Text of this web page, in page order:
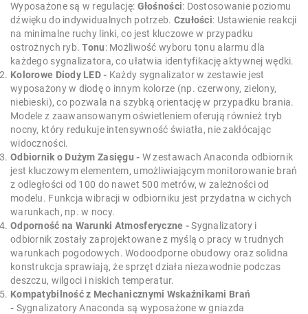
Wyposażone są w regulację: Głośności: Dostosowanie poziomu
dźwięku do indywidualnych potrzeb. Czułości: Ustawienie reakcji
na minimalne ruchy linki, co jest kluczowe w przypadku
ostrożnych ryb.Tonu: Możliwość wyboru tonu alarmu dla
każdego sygnalizatora, co ułatwia identyfikację aktywnej wędki.
Kolorowe Diody LED - Każdy sygnalizator w zestawie jest
wyposażony w diodę o innym kolorze (np. czerwony, zielony,
niebieski), co pozwala na szybką orientację w przypadku brania.
Modele z zaawansowanym oświetleniem oferują również tryb
nocny, który redukuje intensywność światła, nie zakłócając
widoczności.
Odbiornik o Dużym Zasięgu - W zestawach Anaconda odbiornik
jest kluczowym elementem, umożliwiającym monitorowanie brań
z odległości od 100 do nawet 500 metrów, w zależności od
modelu. Funkcja wibracji w odbiorniku jest przydatna w cichych
warunkach, np. w nocy.
Odporność na Warunki Atmosferyczne -Sygnalizatory i
odbiornik zostały zaprojektowane z myślą o pracy w trudnych
warunkach pogodowych. Wodoodporne obudowy oraz solidna
konstrukcja sprawiają, że sprzęt działa niezawodnie podczas
deszczu, wilgoci i niskich temperatur.
Kompatybilność z Mechanicznymi Wskaźnikami Brań
- Sygnalizatory Anaconda są wyposażone w gniazda